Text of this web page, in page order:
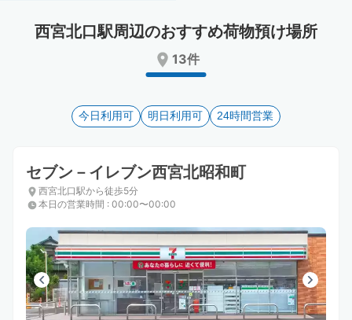
a
date.
the
keyboard
shortcuts
for
changing
dates.
a
date.
mark
key
the
keyboard
shortcuts
for
changing
dates.
西宮北口駅周辺のおすすめ荷物預け場所
13件
今日利用可 明日利用可 24時間営業
セブン－イレブン西宮北昭和町
西宮北口駅から徒歩5分
本日の営業時間 : 00:00〜00:00